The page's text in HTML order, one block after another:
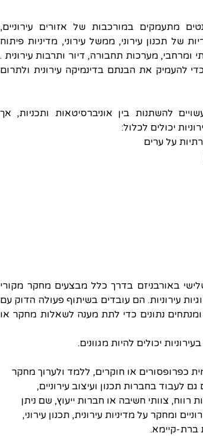
יכולים לכלול:
על ערים
יכולים להיות מגוונים.
כפרופסורים או חוקרים, ללמד ולערוך מחקר
לעבוד בחברות תכנון ועיצוב עירוניים,
רווח, צוותי חשיבה או חברות ייעוץ, שם ניתן
ומחקר על מדיניות עירונית, תכנון עירוני,
ברת-קיימא.